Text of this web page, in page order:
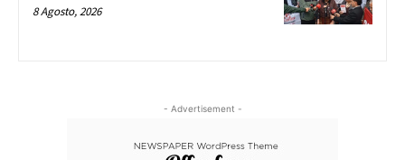
8 Agosto, 2026
- Advertisement -